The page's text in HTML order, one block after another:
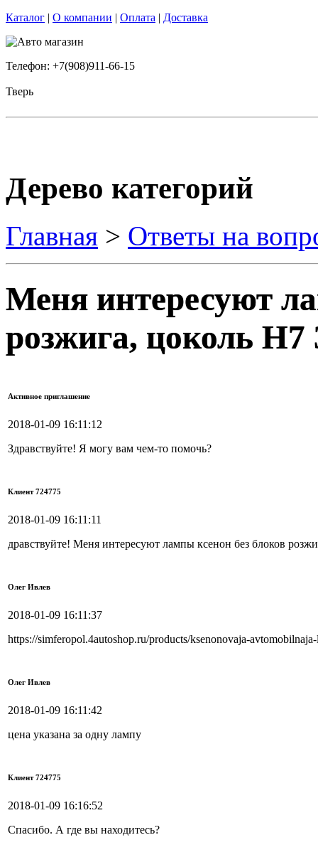
Каталог | О компании | Оплата | Доставка
Телефон: +7(908)911-66-15
Тверь
Дерево категорий
Главная > Ответы на
Меня интересуют
розжига, цоколь H7
Активное приглашение
2018-01-09 16:11:12
Здравствуйте! Я могу вам чем-то помочь?
Клиент 724775
2018-01-09 16:11:11
дравствуйте! Меня интересуют лампы ксенон без блоков
Олег Ивлев
2018-01-09 16:11:37
https://simferopol.4autoshop.ru/products/ksenonovaja-
Олег Ивлев
2018-01-09 16:11:42
цена указана за одну лампу
Клиент 724775
2018-01-09 16:16:52
Спасибо. А где вы находитесь?